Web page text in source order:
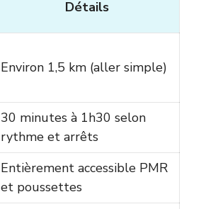
Détails
Environ 1,5 km (aller simple)
30 minutes à 1h30 selon
rythme et arrêts
Entièrement accessible PMR
et poussettes